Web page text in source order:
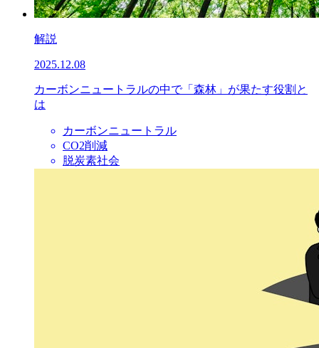
解説
2025.12.08
カーボンニュートラルの中で「森林」が果たす役割と
は
カーボンニュートラル
CO2削減
脱炭素社会